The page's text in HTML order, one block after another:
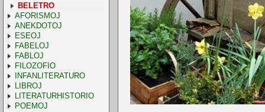
BELETRO
AFORISMOJ
ANEKDOTOJ
ESEOJ
FABELOJ
FABLOJ
FILOZOFIO
INFANLITERATURO
LIBROJ
LITERATURHISTORIO
POEMOJ